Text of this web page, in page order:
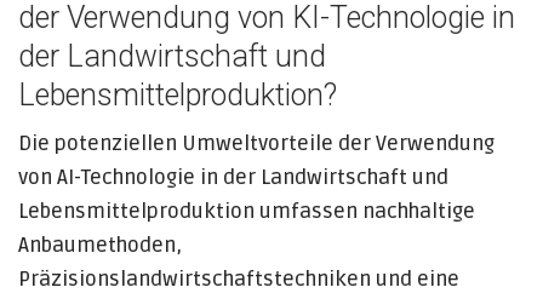
der Verwendung von KI-Technologie in
der Landwirtschaft und
Lebensmittelproduktion?
Die potenziellen Umweltvorteile der Verwendung
von AI-Technologie in der Landwirtschaft und
Lebensmittelproduktion umfassen nachhaltige
Anbaumethoden,
Präzisionslandwirtschaftstechniken und eine